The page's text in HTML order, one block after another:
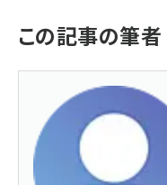
この記事の筆者